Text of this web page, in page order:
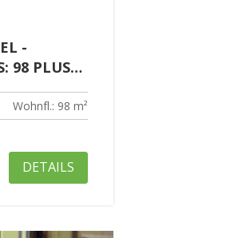
-
98 PLUS
Wohnfl.: 98 m²
DETAILS